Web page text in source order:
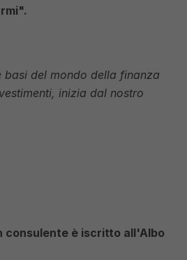
basi del mondo della finanza
consulente è iscritto all'Albo